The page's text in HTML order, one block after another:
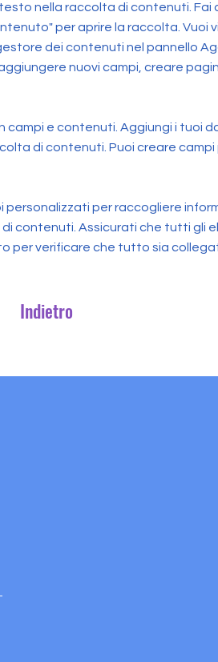
nella raccolta di contenuti. Fai
per aprire la raccolta. Vuoi
dei contenuti nel pannello
nuovi campi, creare
e contenuti. Aggiungi i tuoi
di contenuti. Puoi creare
personalizzati per raccogliere
contenuti. Assicurati che tutti gli
per verificare che tutto sia
Indietro